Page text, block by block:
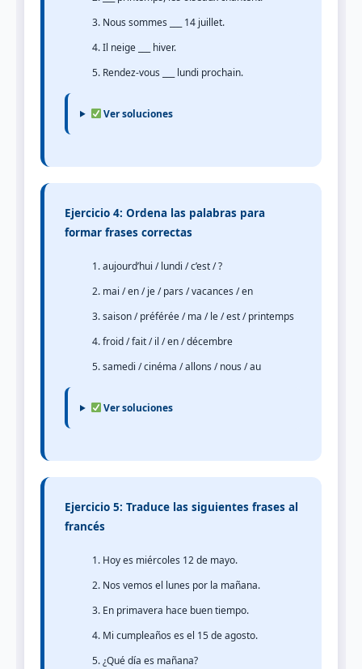
Nous sommes ___ 14 juillet.
Il neige ___ hiver.
Rendez-vous ___ lundi prochain.
Ver soluciones
Ejercicio 4: Ordena las palabras para
formar frases correctas
aujourd’hui / lundi / c’est / ?
mai / en / je / pars / vacances / en
saison / préférée / ma / le / est / printemps
froid / fait / il / en / décembre
samedi / cinéma / allons / nous / au
Ver soluciones
Ejercicio 5: Traduce las siguientes frases al
francés
Hoy es miércoles 12 de mayo.
Nos vemos el lunes por la mañana.
En primavera hace buen tiempo.
Mi cumpleaños es el 15 de agosto.
¿Qué día es mañana?